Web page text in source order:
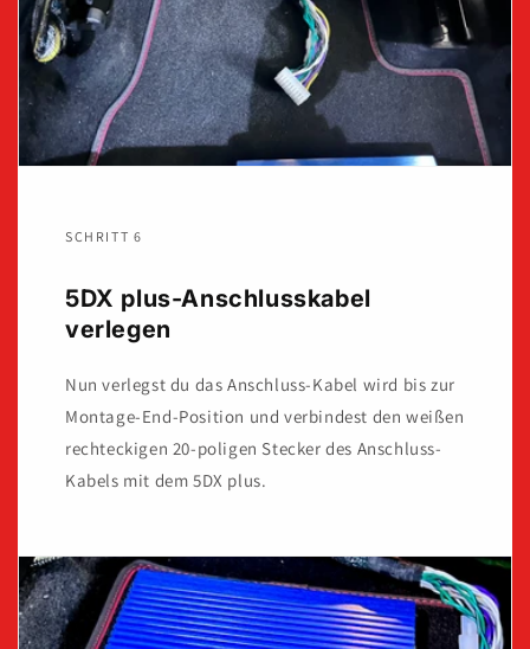
SCHRITT 6
5DX plus-Anschlusskabel
verlegen
Nun verlegst du das Anschluss-Kabel wird bis zur
Montage-End-Position und verbindest den weißen
rechteckigen 20-poligen Stecker des Anschluss-
Kabels mit dem 5DX plus.